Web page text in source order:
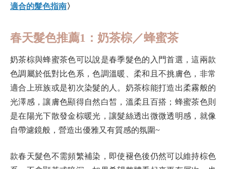
適合的髮色指南〉
春天髮色推薦1：奶茶棕／蜂蜜茶
奶茶棕與蜂蜜茶色可以說是春季髮色的入門首選，這兩款
色調屬於低對比色系，色調溫暖、柔和且不挑膚色，非常
適合上班族或是初次染髮的人。奶茶棕能打造出柔霧般的
光澤感，讓膚色顯得自然白皙，溫柔且百搭；蜂蜜茶色則
是在陽光下散發金棕暖光，讓髮絲透出微微透明感，就像
自帶濾鏡般，營造出優雅又有質感的氛圍~
款春天髮色不需頻繁補染，即使褪色後仍然可以維持棕色